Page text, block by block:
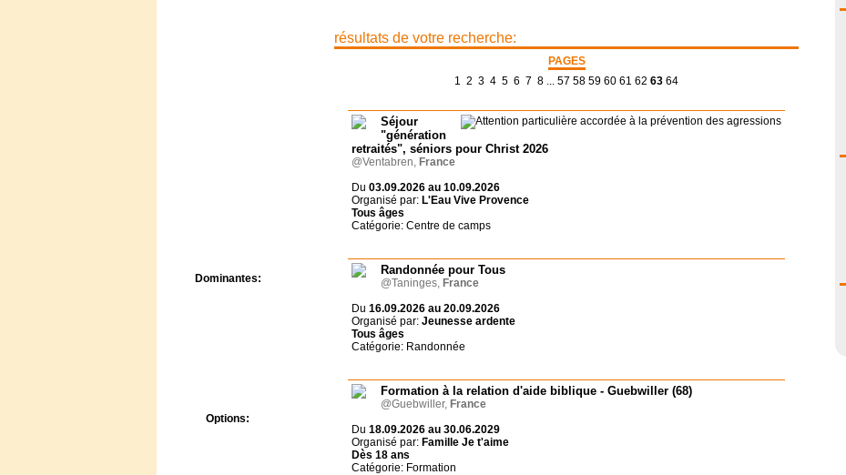
Dominantes:
Options:
résultats de votre recherche:
PAGES
1 2 3 4 5 6 7 8 ... 57 58 59 60 61 62 63 64
Séjour
"génération
retraités", séniors pour Christ 2026
@Ventabren, France
Du 03.09.2026 au 10.09.2026
Organisé par: L'Eau Vive Provence
Tous âges
Catégorie: Centre de camps
Randonnée pour Tous
@Taninges, France
Du 16.09.2026 au 20.09.2026
Organisé par: Jeunesse ardente
Tous âges
Catégorie: Randonnée
Formation à la relation d'aide biblique - Guebwiller (68)
@Guebwiller, France
Du 18.09.2026 au 30.06.2029
Organisé par: Famille Je t'aime
Dès 18 ans
Catégorie: Formation